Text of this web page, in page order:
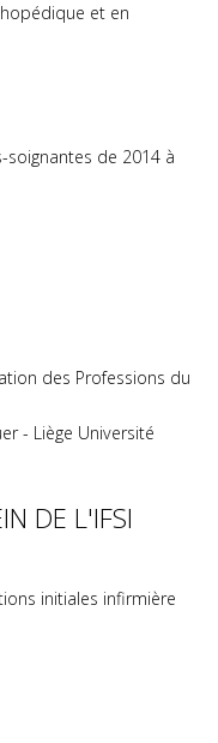
et en
de 2014 à
des Professions du
- Liège Université
DE L'IFSI
initiales infirmière